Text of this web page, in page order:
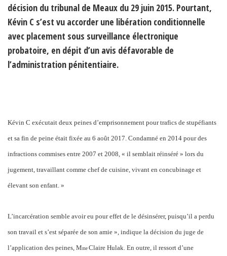
décision du tribunal de Meaux du 29 juin 2015. Pourtant,
Kévin C s’est vu accorder une libération conditionnelle
avec placement sous surveillance électronique
probatoire, en dépit d’un avis défavorable de
l’administration pénitentiaire.
Kévin C exécutait deux peines d’emprisonnement pour trafics de stupéfiants
et sa fin de peine était fixée au 6 août 2017. Condamné en 2014 pour des
infractions commises entre 2007 et 2008, « il semblait réinséré » lors du
jugement, travaillant comme chef de cuisine, vivant en concubinage et
élevant son enfant. »
L’incarcération semble avoir eu pour effet de le désinsérer, puisqu’il a perdu
son travail et s’est séparée de son amie », indique la décision du juge de
l’application des peines, Mme Claire Hulak. En outre, il ressort d’une